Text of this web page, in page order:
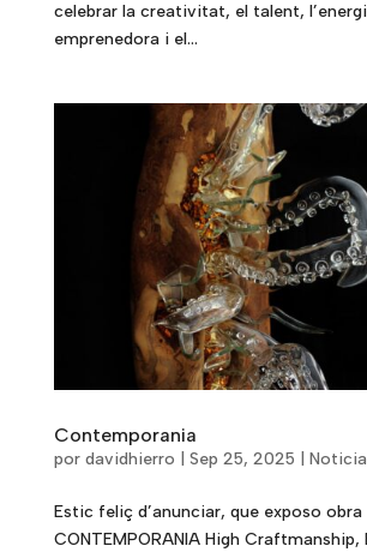
celebrar la creativitat, el talent,
emprenedora i el...
Contemporania
por davidhierro Sep 25, 2025
Estic feliç d’anunciar, que exposo obra
CONTEMPORANIA High Craftmanship,